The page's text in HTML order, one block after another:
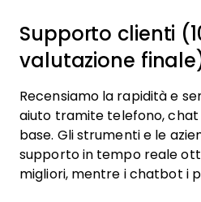
Supporto clienti
valutazione
Recensiamo la rapidità e
aiuto tramite telefono, chat
base. Gli strumenti e le
supporto in tempo reale
migliori, mentre i chatbot i